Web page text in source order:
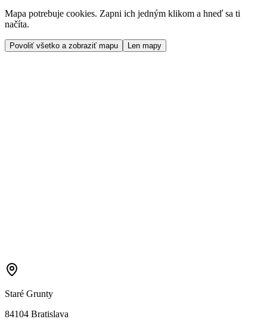
Mapa potrebuje cookies. Zapni ich jedným klikom a hneď sa ti
načíta.
Povoliť všetko a zobraziť mapu Len mapy
Staré Grunty
84104 Bratislava